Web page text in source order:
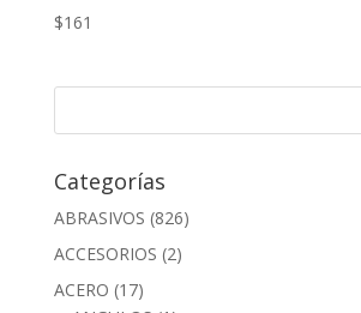
$161
Categorías
ABRASIVOS (826)
ACCESORIOS (2)
ACERO (17)